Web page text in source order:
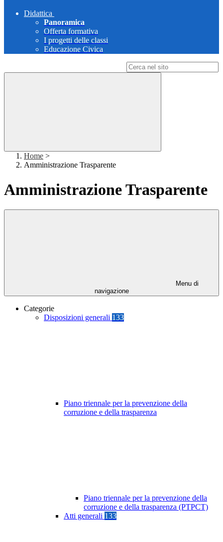
Didattica
Panoramica
Offerta formativa
I progetti delle classi
Educazione Civica
Home >
Amministrazione Trasparente
Amministrazione Trasparente
Menu di
navigazione
Categorie
Disposizioni generali 133
Piano triennale per la prevenzione della
corruzione e della trasparenza
Piano triennale per la prevenzione della
corruzione e della trasparenza (PTPCT)
Atti generali 133